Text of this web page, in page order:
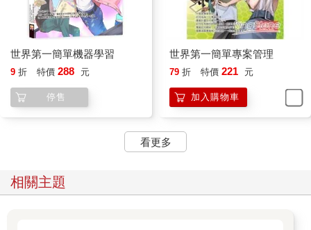
世界第一簡單機器學習
9 折 特價 288 元
停售
世界第一簡單專案管理
79 折 特價 221 元
加入購物車
看更多
相關主題